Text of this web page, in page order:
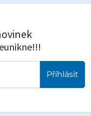
Příhlásit